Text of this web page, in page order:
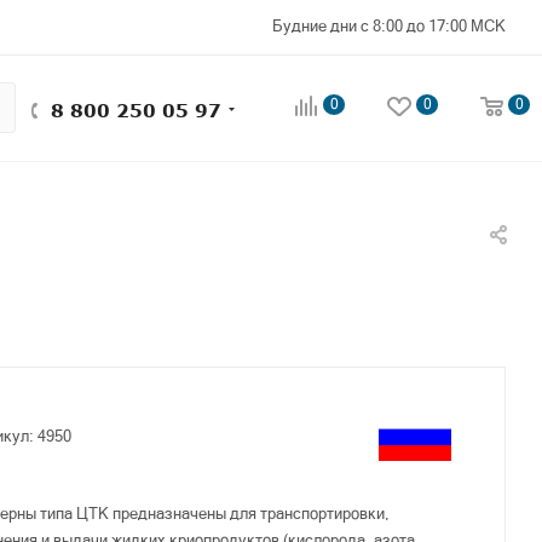
Будние дни с 8:00 до 17:00 МСК
8 800 250 05 97 0 0 0
4950
типа ЦТК предназначены для транспортировки,